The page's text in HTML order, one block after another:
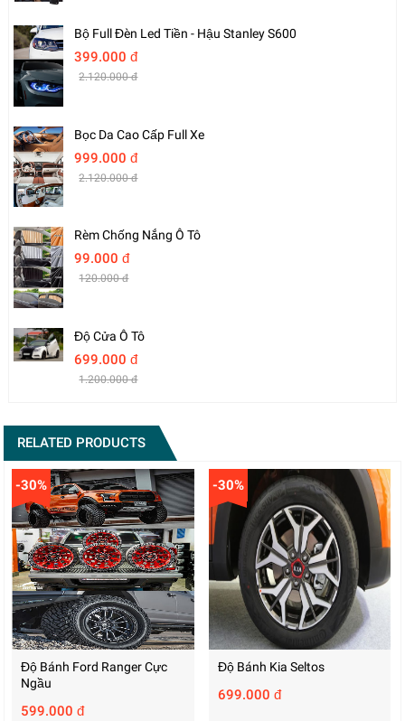
Bộ Full Đèn Led Tiền - Hậu Stanley S600
399.000 đ
2.120.000 đ
Bọc Da Cao Cấp Full Xe
999.000 đ
2.120.000 đ
Rèm Chống Nắng Ô Tô
99.000 đ
120.000 đ
Độ Cửa Ô Tô
699.000 đ
1.200.000 đ
RELATED PRODUCTS
-30%
Độ Bánh Ford Ranger Cực
Ngầu
599.000 đ
-30%
Độ Bánh Kia Seltos
699.000 đ